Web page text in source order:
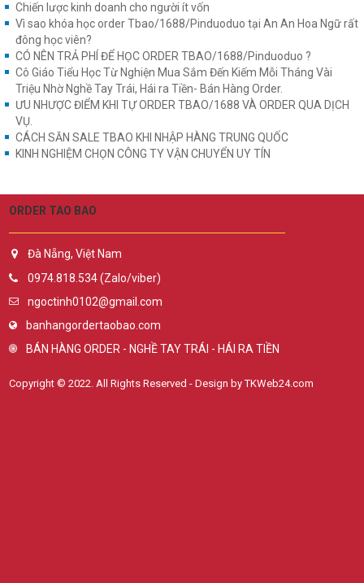
Chiến lược kinh doanh cho người ít vốn
Vì sao khóa học order Tbao/1688/Pinduoduo tại An An Hoa Ngữ rất
đông học viên?
CÓ NÊN TRẢ PHÍ ĐỂ HỌC ORDER TBAO/1688/Pinduoduo ?
Cô Giáo Tiểu Học Từ Nghiện Mua Sắm Đến Kiếm Mỗi Tháng Vài
Triệu Nhờ Nghề Tay Trái, Hái ra Tiền- Bán Hàng Order.
ƯU NHƯỢC ĐIỂM KHI TỰ ORDER TBAO/1688 VÀ ORDER QUA DỊCH
VỤ.
CÁCH SĂN SALE TBAO KHI NHẬP HÀNG TRUNG QUỐC
KINH NGHIỆM CHỌN CÔNG TY VẬN CHUYỂN UY TÍN
ORDER TAO BAO
Đà Nẵng, Việt Nam
0974.818.534 (Zalo/viber)
ngoctinh0102@gmail.com
banhangordertaobao.com
BÁN HÀNG ORDER - NGHỀ TAY TRÁI - HÁI RA TIỀN
Copyright © 2022. All Rights Reserved - Design by TKWeb24.com